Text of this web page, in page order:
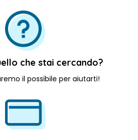
che stai cercando?
il possibile per aiutarti!